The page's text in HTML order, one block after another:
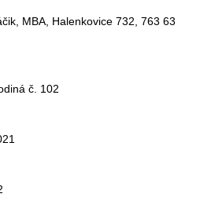
MBA, Halenkovice 732, 763 63
č. 102